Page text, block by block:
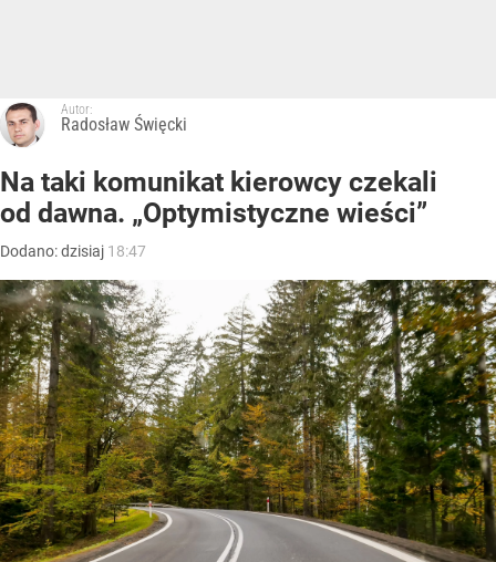
Autor:
Radosław Święcki
Na taki komunikat kierowcy czekali
od dawna. „Optymistyczne wieści”
Dodano:dzisiaj 18:47